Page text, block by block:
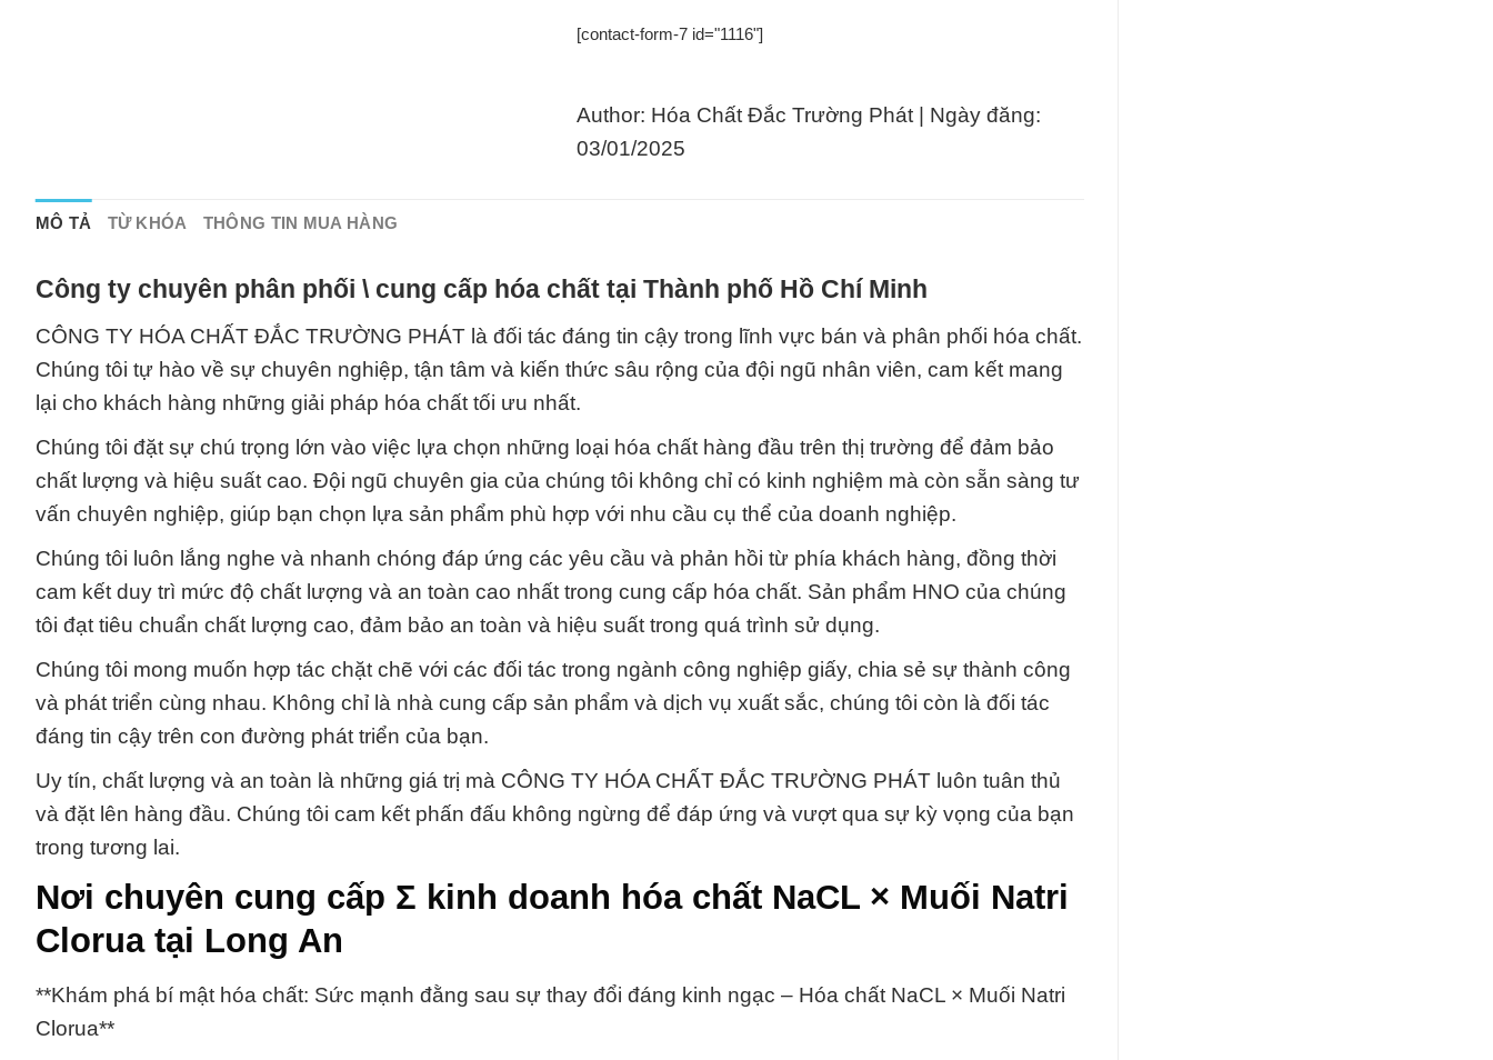
[contact-form-7 id="1116"]
Author: Hóa Chất Đắc Trường Phát | Ngày đăng:
03/01/2025
MÔ TẢ TỪ KHÓA THÔNG TIN MUA HÀNG
Công ty chuyên phân phối \ cung cấp hóa chất tại Thành phố Hồ Chí Minh
CÔNG TY HÓA CHẤT ĐẮC TRƯỜNG PHÁT là đối tác đáng tin cậy trong lĩnh vực bán và phân phối hóa chất.
Chúng tôi tự hào về sự chuyên nghiệp, tận tâm và kiến thức sâu rộng của đội ngũ nhân viên, cam kết mang
lại cho khách hàng những giải pháp hóa chất tối ưu nhất.
Chúng tôi đặt sự chú trọng lớn vào việc lựa chọn những loại hóa chất hàng đầu trên thị trường để đảm bảo
chất lượng và hiệu suất cao. Đội ngũ chuyên gia của chúng tôi không chỉ có kinh nghiệm mà còn sẵn sàng tư
vấn chuyên nghiệp, giúp bạn chọn lựa sản phẩm phù hợp với nhu cầu cụ thể của doanh nghiệp.
Chúng tôi luôn lắng nghe và nhanh chóng đáp ứng các yêu cầu và phản hồi từ phía khách hàng, đồng thời
cam kết duy trì mức độ chất lượng và an toàn cao nhất trong cung cấp hóa chất. Sản phẩm HNO của chúng
tôi đạt tiêu chuẩn chất lượng cao, đảm bảo an toàn và hiệu suất trong quá trình sử dụng.
Chúng tôi mong muốn hợp tác chặt chẽ với các đối tác trong ngành công nghiệp giấy, chia sẻ sự thành công
và phát triển cùng nhau. Không chỉ là nhà cung cấp sản phẩm và dịch vụ xuất sắc, chúng tôi còn là đối tác
đáng tin cậy trên con đường phát triển của bạn.
Uy tín, chất lượng và an toàn là những giá trị mà CÔNG TY HÓA CHẤT ĐẮC TRƯỜNG PHÁT luôn tuân thủ
và đặt lên hàng đầu. Chúng tôi cam kết phấn đấu không ngừng để đáp ứng và vượt qua sự kỳ vọng của bạn
trong tương lai.
Nơi chuyên cung cấp Σ kinh doanh hóa chất NaCL × Muối Natri
Clorua tại Long An
**Khám phá bí mật hóa chất: Sức mạnh đằng sau sự thay đổi đáng kinh ngạc – Hóa chất NaCL × Muối Natri
Clorua**